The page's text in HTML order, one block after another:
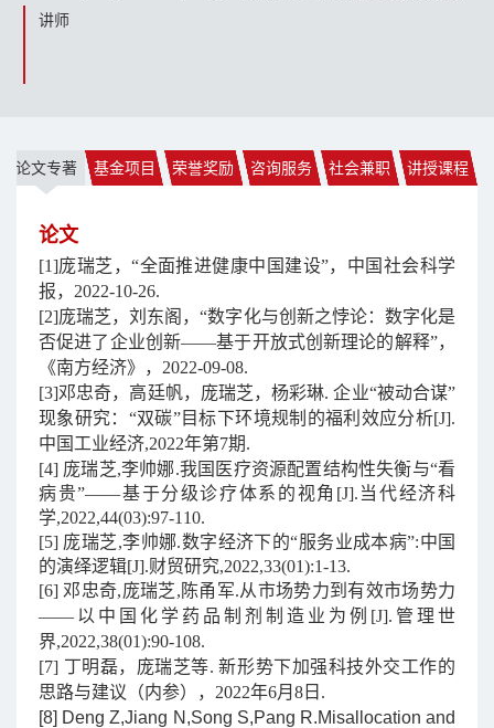
讲师
论文专著 基金项目 荣誉奖励 咨询服务 社会兼职 讲授课程
论文
[1]庞瑞芝，“全面推进健康中国建设”，中国社会科学
报，2022-10-26.
[2]庞瑞芝，刘东阁，“数字化与创新之悖论：数字化是
否促进了企业创新——基于开放式创新理论的解释”，
《南方经济》，2022-09-08.
[3]邓忠奇，高廷帆，庞瑞芝，杨彩琳. 企业“被动合谋”
现象研究：“双碳”目标下环境规制的福利效应分析[J].
中国工业经济,2022年第7期.
[4] 庞瑞芝,李帅娜.我国医疗资源配置结构性失衡与“看
病贵”——基于分级诊疗体系的视角[J].当代经济科
学,2022,44(03):97-110.
[5] 庞瑞芝,李帅娜.数字经济下的“服务业成本病”:中国
的演绎逻辑[J].财贸研究,2022,33(01):1-13.
[6] 邓忠奇,庞瑞芝,陈甬军.从市场势力到有效市场势力
——以中国化学药品制剂制造业为例[J].管理世
界,2022,38(01):90-108.
[7] 丁明磊，庞瑞芝等. 新形势下加强科技外交工作的
思路与建议（内参），2022年6月8日.
[8] Deng Z,Jiang N,Song S,Pang R.Misallocation and